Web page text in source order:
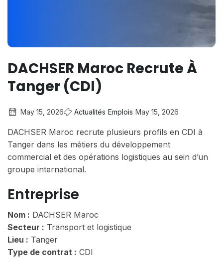
DACHSER Maroc Recrute À
Tanger (CDI)
May 15, 2026 Actualités Emplois May 15, 2026
DACHSER Maroc recrute plusieurs profils en CDI à
Tanger dans les métiers du développement
commercial et des opérations logistiques au sein d’un
groupe international.
Entreprise
Nom : DACHSER Maroc
Secteur : Transport et logistique
Lieu : Tanger
Type de contrat : CDI